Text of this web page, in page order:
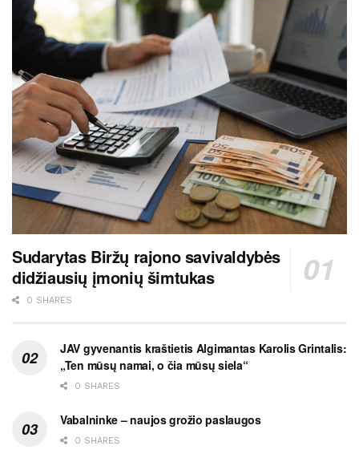
Sudarytas Biržų rajono savivaldybės
didžiausių įmonių šimtukas
0 SHARES
JAV gyvenantis kraštietis Algimantas Karolis Grintalis:
„Ten mūsų namai, o čia mūsų siela“
0 SHARES
Vabalninke – naujos grožio paslaugos
0 SHARES